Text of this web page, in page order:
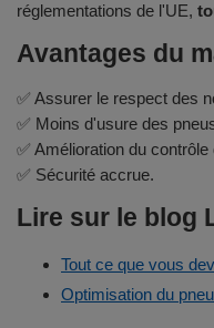
réglementations de l'UE,
Avantages du
✅ Assurer le respect des
✅ Moins d'usure des
✅ Amélioration du
✅ Sécurité accrue.
Lire sur le blog
Tout ce que vous
Optimisation du